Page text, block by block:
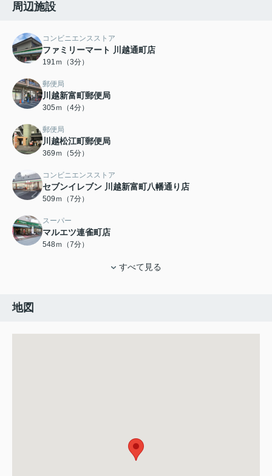
周辺施設
コンビニエンスストア
ファミリーマート 川越通町店
191ｍ（3分）
郵便局
川越新富町郵便局
305ｍ（4分）
郵便局
川越松江町郵便局
369ｍ（5分）
コンビニエンスストア
セブンイレブン 川越新富町八幡通り店
509ｍ（7分）
スーパー
マルエツ連雀町店
548ｍ（7分）
すべて見る
地図